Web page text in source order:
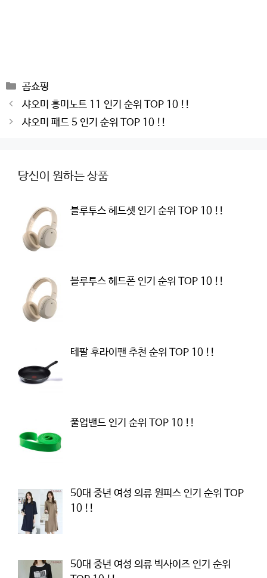
Categories
곰쇼핑
Post
navigation
샤오미 흥미노트 11 인기 순위 TOP 10 !!
샤오미 패드 5 인기 순위 TOP 10 !!
당신이 원하는 상품
블루투스 헤드셋 인기 순위 TOP 10 !!
블루투스 헤드폰 인기 순위 TOP 10 !!
테팔 후라이팬 추천 순위 TOP 10 !!
풀업밴드 인기 순위 TOP 10 !!
50대 중년 여성 의류 원피스 인기 순위 TOP
10 !!
50대 중년 여성 의류 빅사이즈 인기 순위